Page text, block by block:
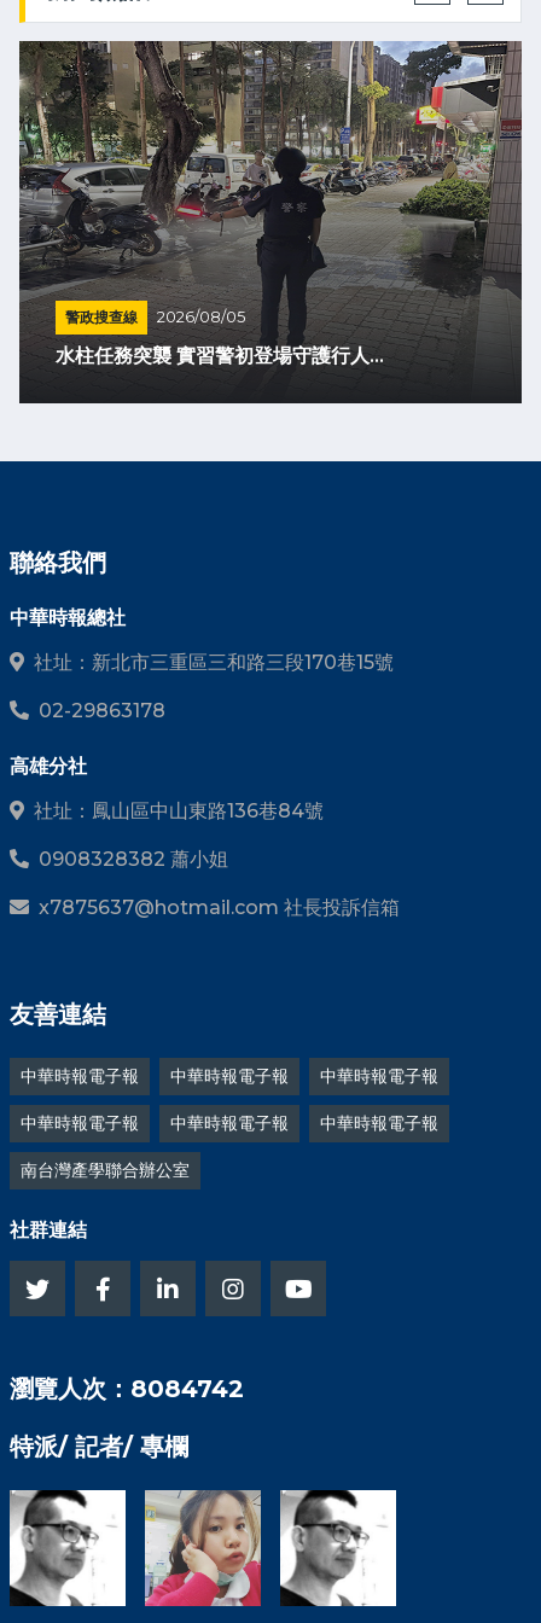
警政搜查線 2026/08/05
水柱任務突襲 實習警初登場守護行人...
聯絡我們
中華時報總社
社址：新北市三重區三和路三段170巷15號
02-29863178
高雄分社
社址：鳳山區中山東路136巷84號
0908328382 蕭小姐
x7875637@hotmail.com 社長投訴信箱
友善連結
中華時報電子報 中華時報電子報 中華時報電子報
中華時報電子報 中華時報電子報 中華時報電子報
南台灣產學聯合辦公室
社群連結
瀏覽人次：8084742
特派/ 記者/ 專欄